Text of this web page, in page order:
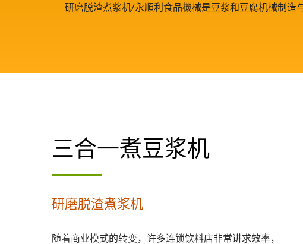
研磨脱渣煮浆机/永順利食品機械是豆浆和豆腐机械制造
三合一煮豆浆机
研磨脱渣煮浆机
随着商业模式的转变，许多连锁饮料店非常讲求效率，